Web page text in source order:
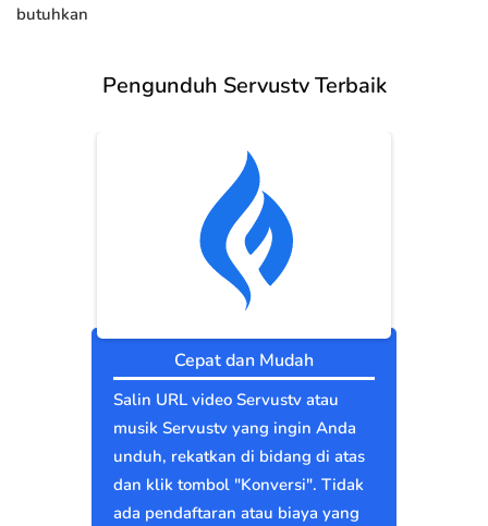
butuhkan
Pengunduh Servustv Terbaik
Cepat dan Mudah
Salin URL video Servustv atau
musik Servustv yang ingin Anda
unduh, rekatkan di bidang di atas
dan klik tombol "Konversi". Tidak
ada pendaftaran atau biaya yang